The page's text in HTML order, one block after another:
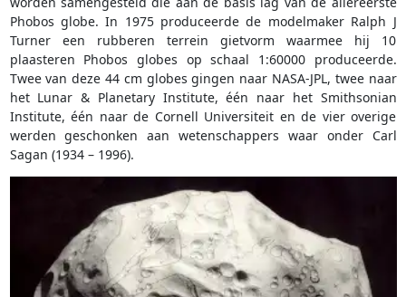
Phobos globe. In 1975 produceerde de modelmaker Ralph J
Turner een rubberen terrein gietvorm waarmee hij 10
plaasteren Phobos globes op schaal 1:60000 produceerde.
Twee van deze 44 cm globes gingen naar NASA-JPL, twee naar
het Lunar & Planetary Institute, één naar het Smithsonian
Institute, één naar de Cornell Universiteit en de vier overige
werden geschonken aan wetenschappers waar onder Carl
Sagan (1934 – 1996).